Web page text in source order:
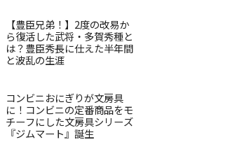
【豊臣兄弟！】2度の改易か
ら復活した武将・多賀秀種と
は？豊臣秀長に仕えた半年間
と波乱の生涯
コンビニおにぎりが文房具
に！コンビニの定番商品をモ
チーフにした文房具シリーズ
『ジムマート』誕生